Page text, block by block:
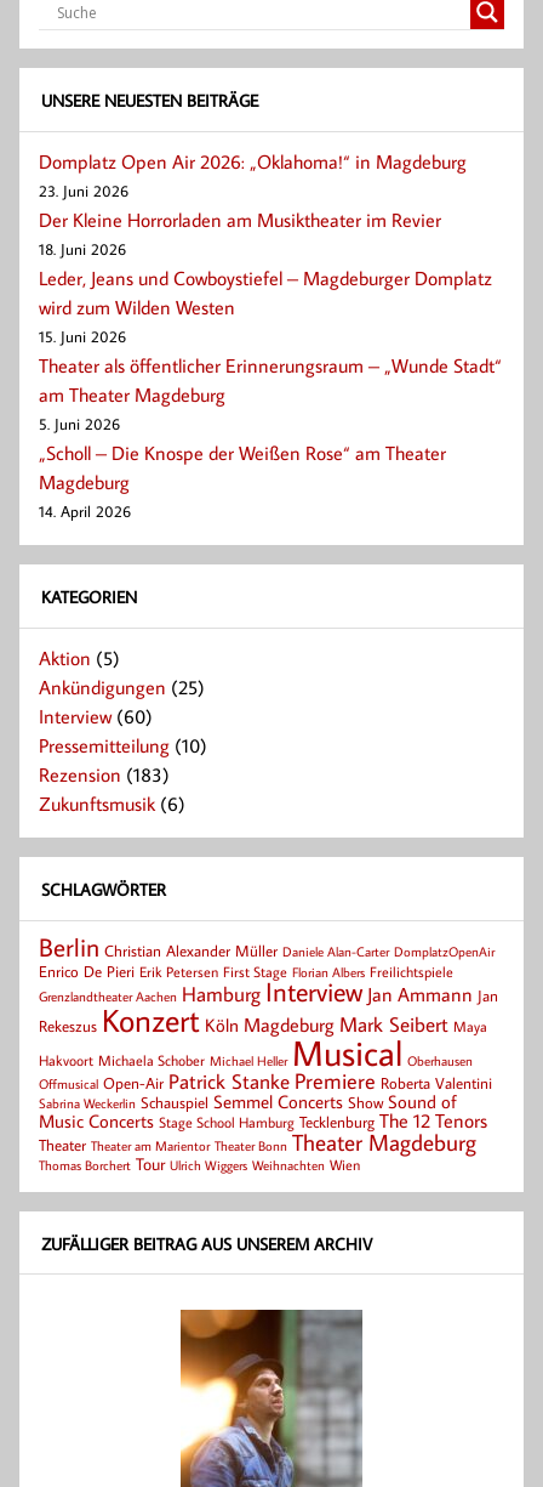
UNSERE NEUESTEN BEITRÄGE
Domplatz Open Air 2026: „Oklahoma!“ in Magdeburg
23. Juni 2026
Der Kleine Horrorladen am Musiktheater im Revier
18. Juni 2026
Leder, Jeans und Cowboystiefel – Magdeburger Domplatz
wird zum Wilden Westen
15. Juni 2026
Theater als öffentlicher Erinnerungsraum – „Wunde Stadt“
am Theater Magdeburg
5. Juni 2026
„Scholl – Die Knospe der Weißen Rose“ am Theater
Magdeburg
14. April 2026
KATEGORIEN
Aktion (5)
Ankündigungen (25)
Interview(60)
Pressemitteilung (10)
Rezension (183)
Zukunftsmusik(6)
SCHLAGWÖRTER
Berlin Christian Alexander Müller Daniele Alan-Carter DomplatzOpenAir
Enrico De Pieri Erik Petersen First Stage Florian Albers Freilichtspiele
Grenzlandtheater Aachen Hamburg Interview Jan Ammann Jan
Rekeszus Konzert Köln Magdeburg Mark Seibert Maya
Hakvoort Michaela Schober Michael Heller Musical Oberhausen
Offmusical Open-Air Patrick Stanke Premiere Roberta Valentini
Sabrina Weckerlin Schauspiel Semmel Concerts Show Sound of
Music Concerts Stage School Hamburg Tecklenburg The 12 Tenors
Theater Theater am Marientor Theater Bonn Theater Magdeburg
Thomas Borchert Tour Ulrich Wiggers Weihnachten Wien
ZUFÄLLIGER BEITRAG AUS UNSEREM ARCHIV